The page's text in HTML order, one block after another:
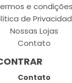
e condições
de
Nossas Lojas
Contato
Contato